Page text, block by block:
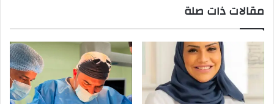
د
ا
ت
مقالات ذات صلة